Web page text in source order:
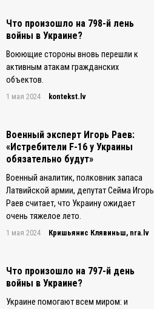
Что произошло на 798-й лень
войны в Украине?
Воюющие стороны вновь перешли к
активным атакам гражданских
объектов.
1 мая 2024 kontekst.lv
Военный эксперт Игорь Раев:
«Истребители F-16 у Украины
обязательно будут»
Военный аналитик, полковник запаса
Латвийской армии, депутат Сейма Игорь
Раев считает, что Украину ожидает
очень тяжелое лето.
1 мая 2024 Кришьянис Клявиньш, nra.lv
Что произошло на 797-й день
войны в Украине?
Украине помогают всем миром: и